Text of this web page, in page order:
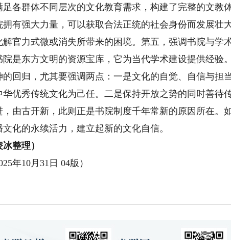
各群体不同层次的文化教育需求，构建了完整的文教
有强大力量，可以获取合法正统的社会身份而发展壮
官力式微或消失所带来的困境。第五，强调书院与学
是东方文明的资源宝库，它为当代学术建设提供经验。
归，尤其要强调两点：一是文化的自觉、自信与担
优秀传统文化为己任。二是保持开放之势的同时善待
由古开新，此则正是书院制度千年常新的原因所在。
化的永续活力，建立起新的文化自信。
整理）
10月31日 04版）